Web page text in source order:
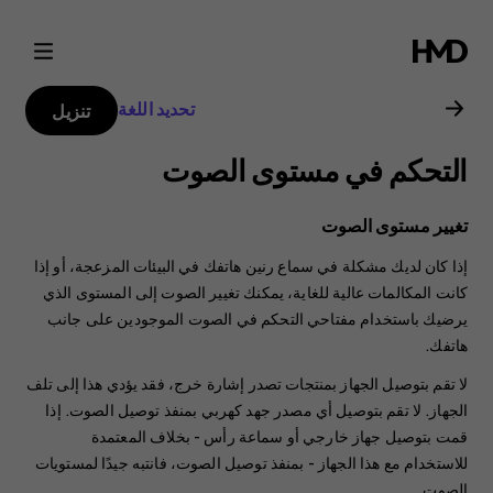
دليل
مستخدم
Nokia
8.3
5G
تحديد اللغة تنزيل
التحكم في مستوى الصوت
تغيير مستوى الصوت
إذا كان لديك مشكلة في سماع رنين هاتفك في البيئات المزعجة، أو إذا
كانت المكالمات عالية للغاية، يمكنك تغيير الصوت إلى المستوى الذي
يرضيك باستخدام مفتاحي التحكم في الصوت الموجودين على جانب
هاتفك.
لا تقم بتوصيل الجهاز بمنتجات تصدر إشارة خرج، فقد يؤدي هذا إلى تلف
الجهاز. لا تقم بتوصيل أي مصدر جهد كهربي بمنفذ توصيل الصوت. إذا
قمت بتوصيل جهاز خارجي أو سماعة رأس - بخلاف المعتمدة
للاستخدام مع هذا الجهاز - بمنفذ توصيل الصوت، فانتبه جيدًا لمستويات